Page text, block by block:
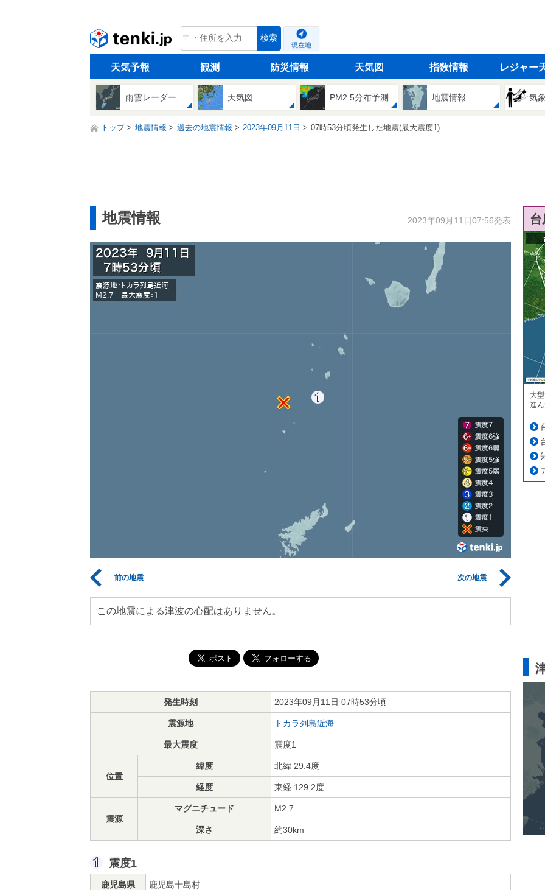
tenki.jp 検索
現在地
天気予報 観測 防災情報 天気図 指数情報 レジャー
雨雲レーダー 天気図 PM2.5分布予測 地震情報 気
トップ 地震情報 過去の地震情報 2023年09月11日 07時53分頃発生した地震(最大震度1)
地震情報 2023年09月11日07:56発表
前の地震 次の地震
この地震による津波の心配はありません。
発生時刻 2023年09月11日 07時53分頃
震源地 トカラ列島近海
最大震度 震度1
位置
緯度 北緯 29.4度
経度 東経 129.2度
震源
マグニチュード M2.7
深さ 約30km
震度1
鹿児島県 鹿児島十島村
大
進